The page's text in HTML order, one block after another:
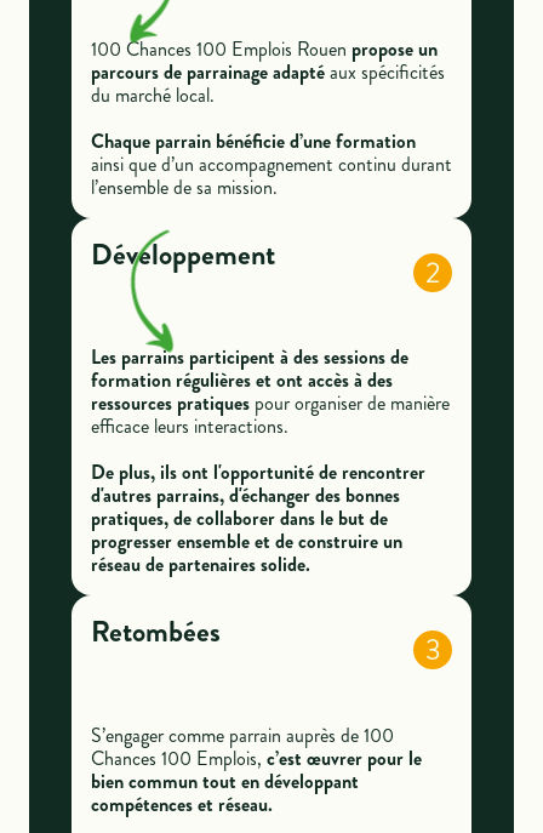
100 Chances 100 Emplois Rouen propose un
parcours de parrainage adaptéaux spécificités
du marché local.
Chaque parrain bénéficie d’une formation
ainsi que d’un accompagnement continu durant
l’ensemble de sa mission.
Développement 2
Les parrains participent à des sessions de
formation régulières et ont accès à des
ressources pratiquespour organiser de manière
efficace leurs interactions.
De plus, ils ont l'opportunité de rencontrer
d'autres parrains, d'échanger des bonnes
pratiques, de collaborer dans le but de
progresser ensemble et de construire un
réseau de partenaires solide.
Retombées 3
S’engager comme parrain auprès de 100
Chances 100 Emplois, c’est œuvrer pour le
bien commun tout en développant
compétences et réseau.